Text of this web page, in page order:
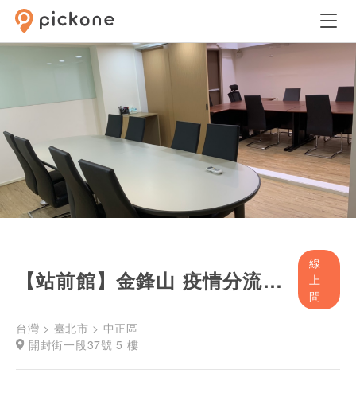
【站前館】金鋒山 疫情分流辦公/隨租隨用小時方案
線
上
問
台灣 > 臺北市 > 中正區
開封街一段37號 5 樓